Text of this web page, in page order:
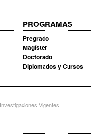
PROGRAMAS
Pregrado
Magíster
Doctorado
Diplomados y Cursos
Investigaciones Vigentes